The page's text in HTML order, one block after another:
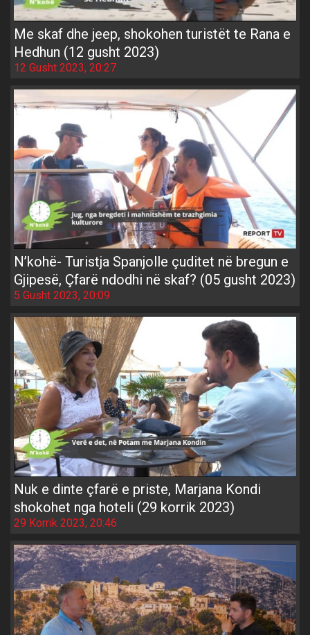
Me skaf dhe jeep, shokohen turistët te Rana e
Hedhun (12 gusht 2023)
12 Gusht 2023, 20:27
N’kohë- Turistja Spanjolle çuditet në bregun e
Gjipesë, Çfarë ndodhi në skaf? (05 gusht 2023)
5 Gusht 2023, 20:09
Nuk e dinte çfarë e priste, Marjana Kondi
shokohet nga hoteli (29 korrik 2023)
29 Korrik 2023, 20:46